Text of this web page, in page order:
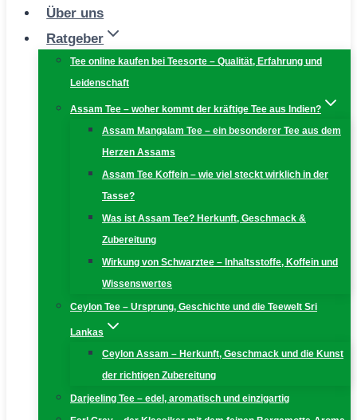
Über uns
Ratgeber
Tee online kaufen bei Teesorte – Qualität, Erfahrung und
Leidenschaft
Assam Tee – woher kommt der kräftige Tee aus Indien?
Assam Mangalam Tee – ein besonderer Tee aus dem
Herzen Assams
Assam Tee Koffein – wie viel steckt wirklich in der
Tasse?
Was ist Assam Tee? Herkunft, Geschmack &
Zubereitung
Wirkung von Schwarztee – Inhaltsstoffe, Koffein und
Wissenswertes
Ceylon Tee – Ursprung, Geschichte und die Teewelt Sri
Lankas
Ceylon Assam – Herkunft, Geschmack und die Kunst
der richtigen Zubereitung
Darjeeling Tee – edel, aromatisch und einzigartig